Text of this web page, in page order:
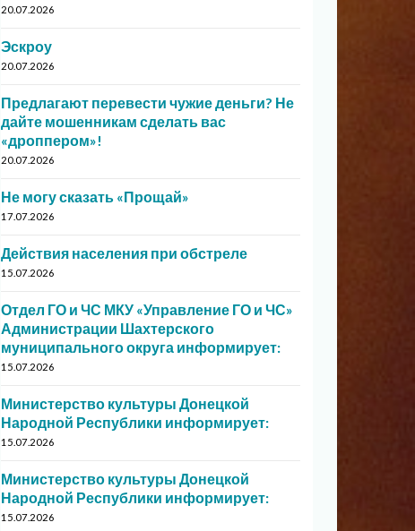
20.07.2026
Эскроу
20.07.2026
Предлагают перевести чужие деньги? Не
дайте мошенникам сделать вас
«дроппером»!
20.07.2026
Не могу сказать «Прощай»
17.07.2026
Действия населения при обстреле
15.07.2026
Отдел ГО и ЧС МКУ «Управление ГО и ЧС»
Администрации Шахтерского
муниципального округа информирует:
15.07.2026
Министерство культуры Донецкой
Народной Республики информирует:
15.07.2026
Министерство культуры Донецкой
Народной Республики информирует:
15.07.2026